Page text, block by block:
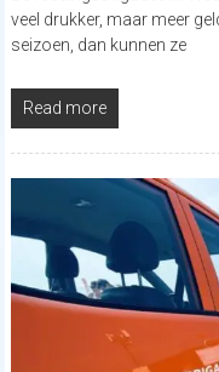
veel drukker, maar meer
seizoen, dan kunnen ze
Read more